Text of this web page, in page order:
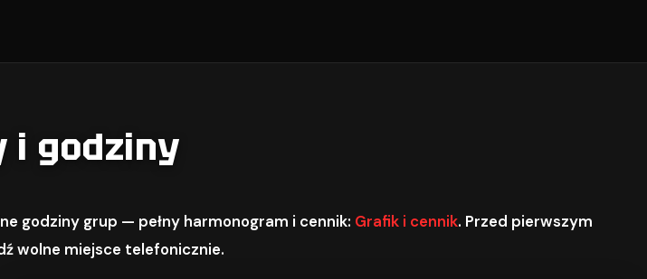
i godziny
godziny grup — pełny harmonogram i cennik: Grafik i cennik. Przed pierwszym
wolne miejsce telefonicznie.